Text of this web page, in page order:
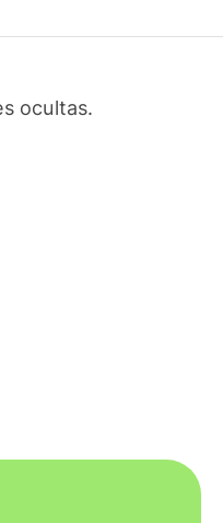
ocultas.